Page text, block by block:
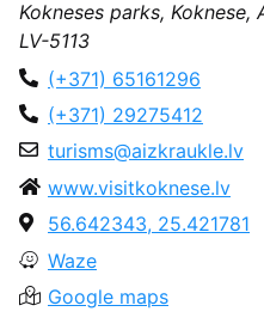
Kokneses parks,
LV-5113
(+371) 65161296
(+371) 29275412
turisms@aizkraukle.lv
www.visitkoknese.lv
56.642343, 25.421781
Waze
Google maps